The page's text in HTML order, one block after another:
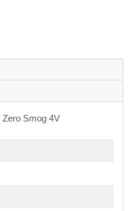
Zero Smog 4V